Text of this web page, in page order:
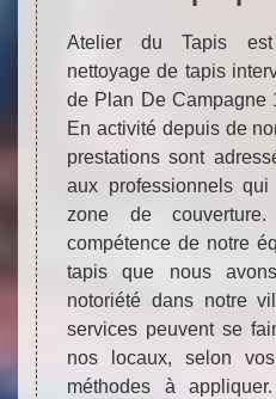
Atelier du Tapis
nettoyage de tapis
de Plan De Campagne
En activité depuis de
prestations sont
aux professionnels
zone de
compétence de notre
tapis que nous
notoriété dans notre
services peuvent se
nos locaux, selon
méthodes à